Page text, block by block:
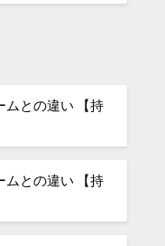
ムとの違い 【持
ムとの違い 【持